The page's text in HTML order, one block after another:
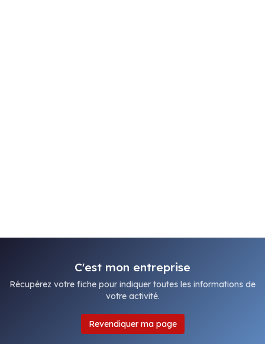
C'est mon entreprise
Récupérez votre fiche pour indiquer toutes les informations de
votre activité.
Revendiquer ma page